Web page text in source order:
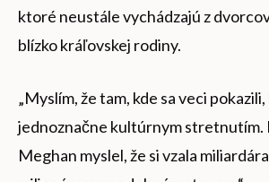
ktoré neustále vychádzajú z
blízko kráľovskej rodiny.
„Myslím, že tam, kde sa veci
jednoznačne kultúrnym stretnutím.
Meghan myslel, že si vzala